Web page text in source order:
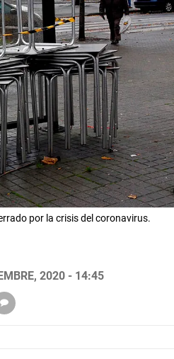
por la crisis del coronavirus.
2020 - 14:45